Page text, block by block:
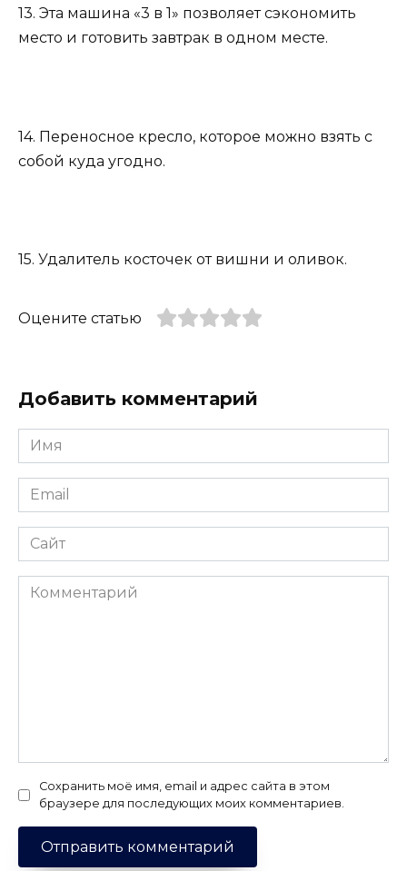
13. Эта машина «3 в 1» позволяет сэкономить
место и готовить завтрак в одном месте.
14. Переносное кресло, которое можно взять с
собой куда угодно.
15. Удалитель косточек от вишни и оливок.
Оцените статью
Добавить комментарий
Имя
*
Email
*
Сайт
Комментарий
Сохранить моё имя, email и адрес сайта в этом
браузере для последующих моих комментариев.